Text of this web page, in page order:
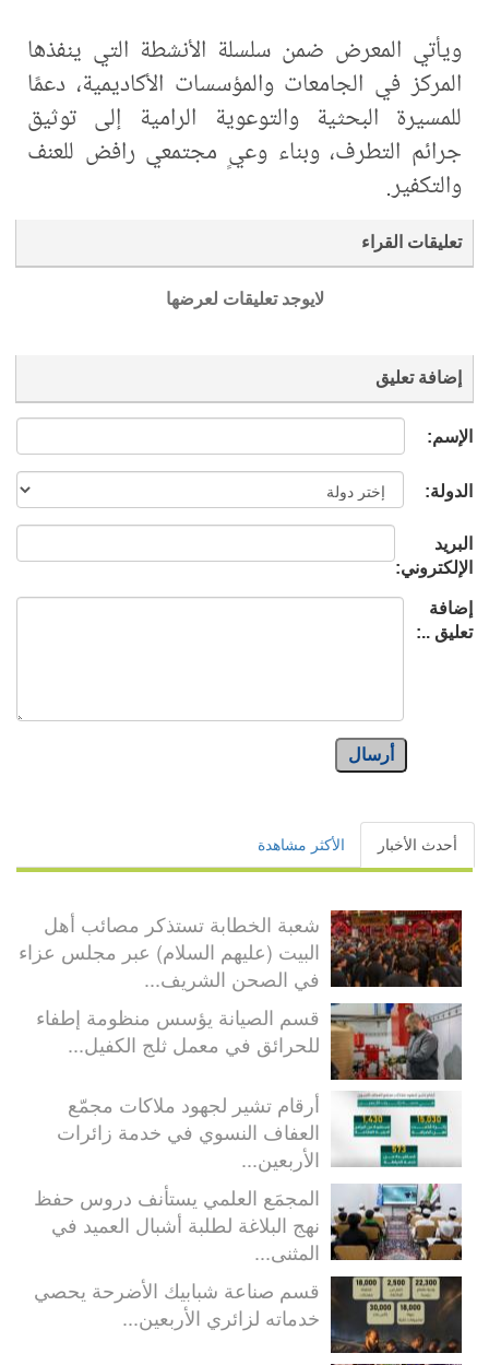
ويأتي المعرض ضمن سلسلة الأنشطة التي ينفذها
المركز في الجامعات والمؤسسات الأكاديمية، دعمًا
للمسيرة البحثية والتوعوية الرامية إلى توثيق
جرائم التطرف، وبناء وعيٍ مجتمعي رافض للعنف
والتكفير.
تعليقات القراء
لايوجد تعليقات لعرضها
إضافة تعليق
الإسم:
الدولة:
البريد
الإلكتروني:
إضافة
تعليق ..:
أرسال
أحدث الأخبار الأكثر مشاهدة
شعبة الخطابة تستذكر مصائب أهل
البيت (عليهم السلام) عبر مجلس عزاء
في الصحن الشريف...
قسم الصيانة يؤسس منظومة إطفاء
للحرائق في معمل ثلج الكفيل...
أرقام تشير لجهود ملاكات مجمّع
العفاف النسوي في خدمة زائرات
الأربعين...
المجمَع العلمي يستأنف دروس حفظ
نهج البلاغة لطلبة أشبال العميد في
المثنى...
قسم صناعة شبابيك الأضرحة يحصي
خدماته لزائري الأربعين...